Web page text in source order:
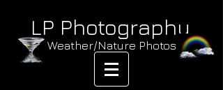
LP Photography
Weather/Nature Photos